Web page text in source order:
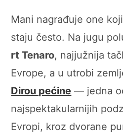
Mani nagrađuje one
staju često. Na jugu
rt Tenaro, najjužnija
Evrope, a u utrobi
Dirou pećine — jedna
najspektakularnijih
Evropi, kroz dvorane